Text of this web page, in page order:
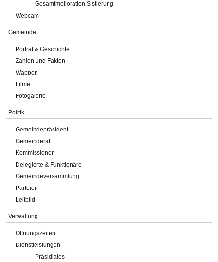
Gesamtmelioration Sistierung
Webcam
Gemeinde
Porträt & Geschichte
Zahlen und Fakten
Wappen
Filme
Fotogalerie
Politik
Gemeindepräsident
Gemeinderat
Kommissionen
Delegierte & Funktionäre
Gemeindeversammlung
Parteien
Leitbild
Verwaltung
Öffnungszeiten
Dienstleistungen
Präsidiales